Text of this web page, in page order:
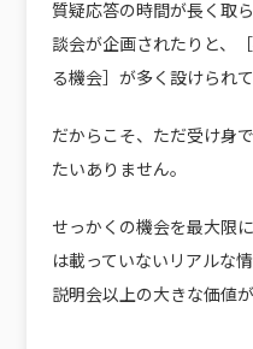
質疑応答の時間が長く取
談会が企画されたりと、
る機会］が多く設けられて
だからこそ、ただ受け身
たいありません。
せっかくの機会を最大限
は載っていないリアルな
説明会以上の大きな価値が